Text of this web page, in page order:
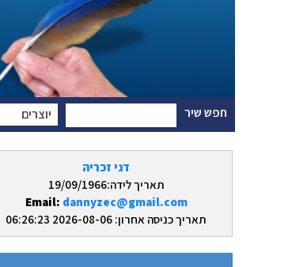
חפש שיר יוצרים
דני זכריה
תאריך לידה:19/09/1966
Email: dannyzec@gmail.com
תאריך כניסה אחרון: 2026-08-06 06:26:23